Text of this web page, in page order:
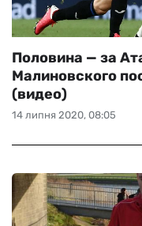
14 липня 2020, 08:05
Половина — за
Малиновского
(видео)